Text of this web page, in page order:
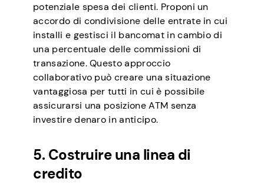
potenziale spesa dei clienti. Proponi un
accordo di condivisione delle entrate in cui
installi e gestisci il bancomat in cambio di
una percentuale delle commissioni di
transazione. Questo approccio
collaborativo può creare una situazione
vantaggiosa per tutti in cui è possibile
assicurarsi una posizione ATM senza
investire denaro in anticipo.
5. Costruire una linea di
credito